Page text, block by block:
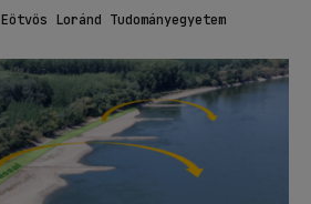
Eötvös Loránd Tudományegyetem